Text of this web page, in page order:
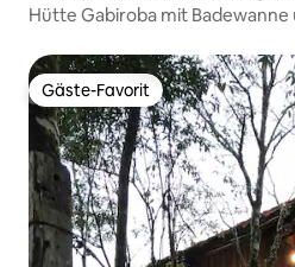
Hütte Gabiroba mit Badewanne
Gäste-Favorit
Gäste-Favorit